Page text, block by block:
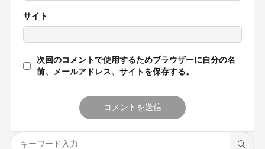
サイト
次回のコメントで使用するためブラウザーに自分の名
前、メールアドレス、サイトを保存する。